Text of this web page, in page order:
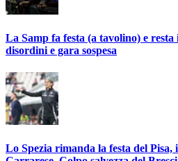
La Samp fa festa (a tavolino) e
disordini e gara sospesa
Lo Spezia rimanda la festa del Pisa,